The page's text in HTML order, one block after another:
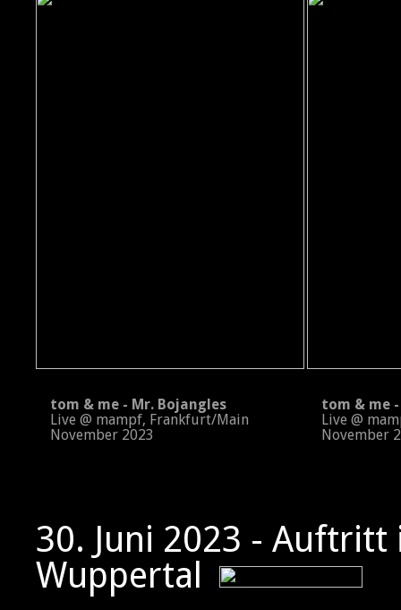
tom & me - Mr. Bojangles
Live @ mampf, Frankfurt/Main
November 2023
tom & me -
Live @
November
30. Juni 2023 -
Wuppertal